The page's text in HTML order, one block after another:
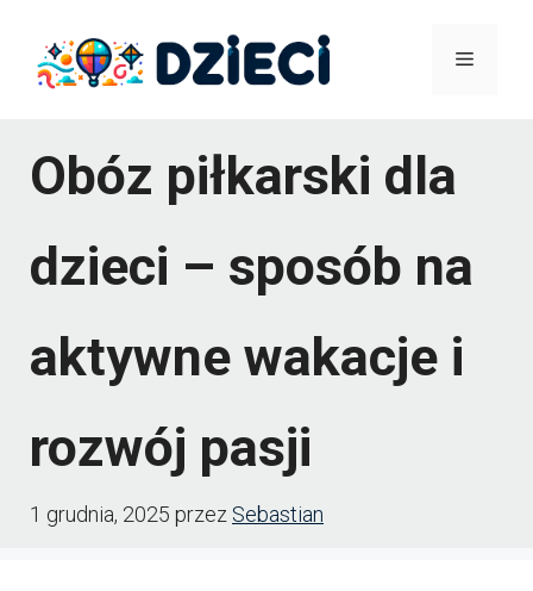
Menu
Obóz piłkarski dla
dzieci – sposób na
aktywne wakacje i
rozwój pasji
1 grudnia, 2025 przez Sebastian